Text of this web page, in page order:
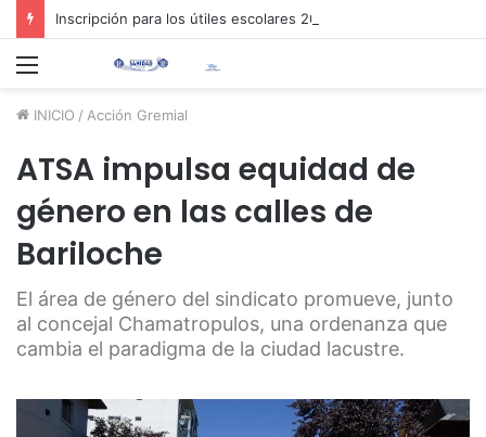
Inscripción para los útiles escolares 2026 📚✏️
Menú
INICIO / Acción Gremial
ATSA impulsa equidad de
género en las calles de
Bariloche
El área de género del sindicato promueve, junto
al concejal Chamatropulos, una ordenanza que
cambia el paradigma de la ciudad lacustre.